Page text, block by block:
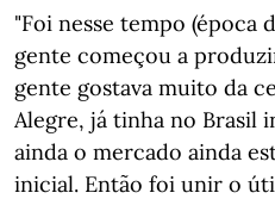
"Foi nesse tempo (época
gente começou a
gente gostava muito da
Alegre, já tinha no Brasil
ainda o mercado ainda
inicial. Então foi unir o